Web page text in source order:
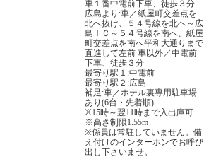
車１番中電前下車、徒歩３分
広島より:車／紙屋町交差点を
北へ抜け、５４号線を北へ～広
島ＩＣ～５４号線を南へ、紙屋
町交差点を南へ平和大通りまで
直進して左前 車以外／中電前
下車、徒歩３分
最寄り駅１:中電前
最寄り駅２:広島
補足:車／ホテル裏専用駐車場
あり(6台・先着順)
※15時～翌11時まで入出庫可
※高さ制限1.55m
※係員は常駐していません。備
え付けのインターホンでお呼び
出し下さいませ。